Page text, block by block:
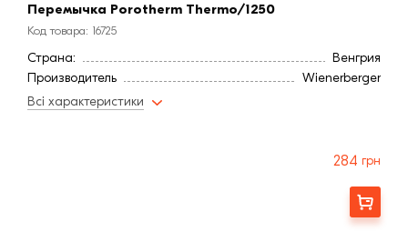
Перемычка Porotherm Thermo/1250
Код товара: 16725
Страна:
Венгрия
Производитель
Wienerberger
Всі характеристики
284 грн
Заказать